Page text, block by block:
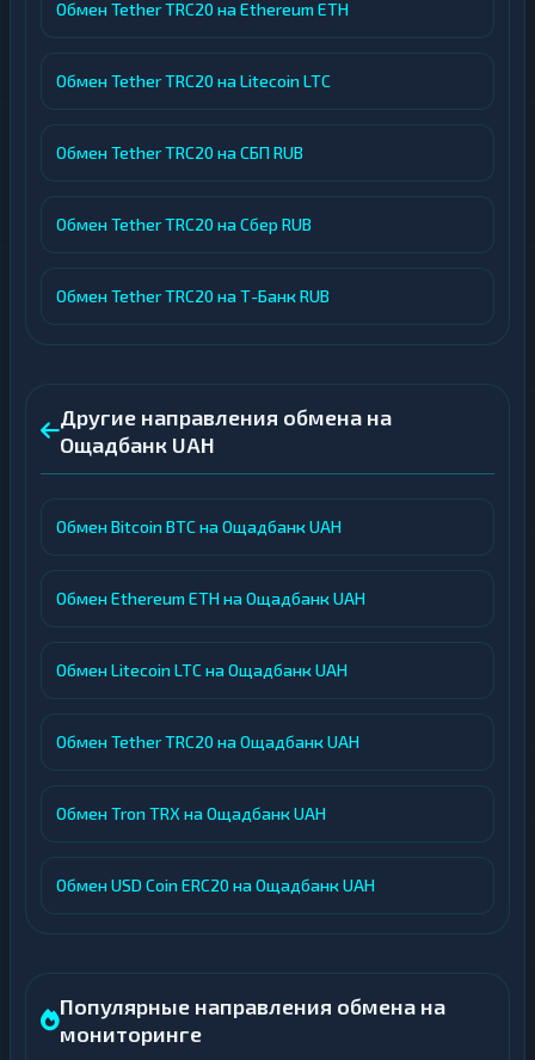
Обмен Tether TRC20 на Ethereum ETH
Обмен Tether TRC20 на Litecoin LTC
Обмен Tether TRC20 на СБП RUB
Обмен Tether TRC20 на Сбер RUB
Обмен Tether TRC20 на Т-Банк RUB
Другие направления обмена на
Ощадбанк UAH
Обмен Bitcoin BTC на Ощадбанк UAH
Обмен Ethereum ETH на Ощадбанк UAH
Обмен Litecoin LTC на Ощадбанк UAH
Обмен Tether TRC20 на Ощадбанк UAH
Обмен Tron TRX на Ощадбанк UAH
Обмен USD Coin ERC20 на Ощадбанк UAH
Популярные направления обмена на
мониторинге